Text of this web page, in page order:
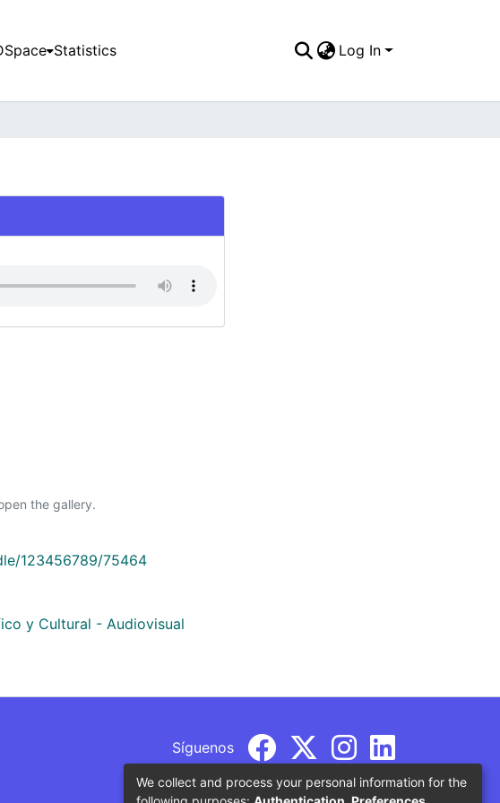
Statistics Log In
the gallery.
123456789/75464
y Cultural - Audiovisual
Síguenos
We collect and process your personal information for the